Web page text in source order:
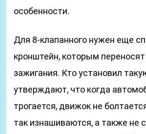
особенности.
Для 8-клапанного нужен еще
кронштейн, которым
зажигания. Кто установил
утверждают, что когда
трогается, движок не
так изнашиваются, а также не